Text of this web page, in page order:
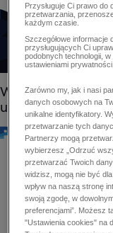
Przysługuje Ci prawo
przetwarzania,
każdym czasie.
Szczegółowe
przysługujących Ci
podobnych technologii,
ustawieniami
Zarówno my, jak i nasi
danych osobowych na
unikalne identyfikatory.
przetwarzanie tych
Partnerzy mogą
wybierzesz „Odrzuć
przetwarzać Twoich
widzisz, mogą nie być
wpływ na naszą stronę
swoją zgodę, w
preferencjami”. Możesz
"Ustawienia cookies" na